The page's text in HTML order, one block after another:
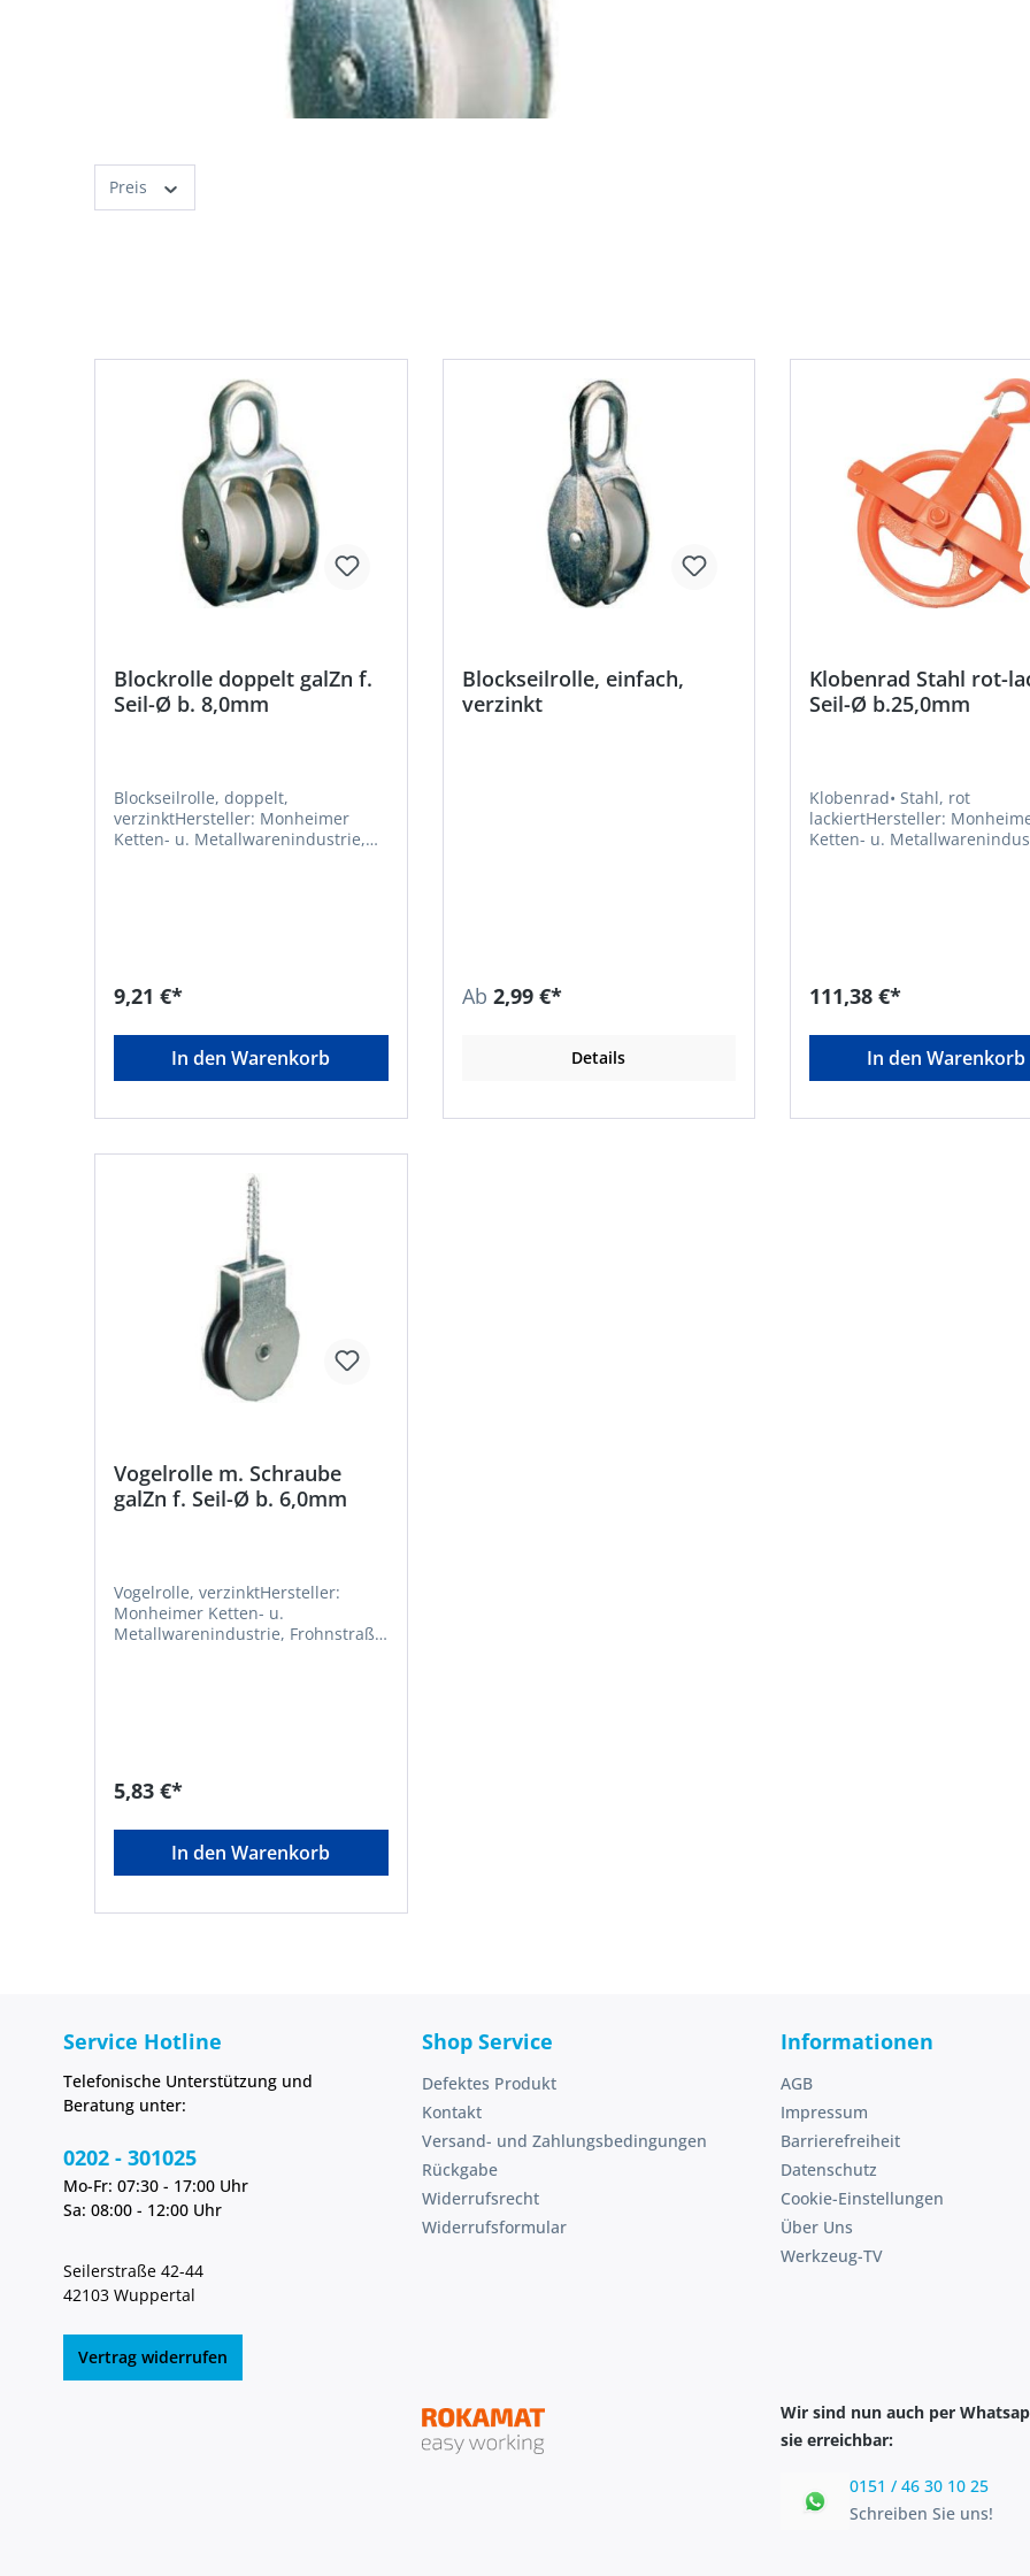
Preis
Blockrolle doppelt galZn f.
Seil-Ø b. 8,0mm
Blockseilrolle, doppelt,
verzinktHersteller: Monheimer
Ketten- u. Metallwarenindustrie,
9,21 €*
In den Warenkorb
Blockseilrolle, einfach,
verzinkt
Ab 2,99 €*
Details
Klobenrad Stahl rot-
Seil-Ø b.25,0mm
Klobenrad• Stahl, rot
lackiertHersteller:
Ketten- u.
111,38 €*
In den Warenkorb
Vogelrolle m. Schraube
galZn f. Seil-Ø b. 6,0mm
Vogelrolle, verzinktHersteller:
Monheimer Ketten- u.
Metallwarenindustrie, Frohnstraße
5,83 €*
In den Warenkorb
Service Hotline
Telefonische Unterstützung und
Beratung unter:
0202 - 301025
Mo-Fr: 07:30 - 17:00 Uhr
Sa: 08:00 - 12:00 Uhr
Seilerstraße 42-44
42103 Wuppertal
Vertrag widerrufen
Shop Service
Defektes Produkt
Kontakt
Versand- und Zahlungsbedingungen
Rückgabe
Widerrufsrecht
Widerrufsformular
Informationen
AGB
Impressum
Barrierefreiheit
Datenschutz
Cookie-Einstellungen
Über Uns
Werkzeug-TV
Wir sind nun auch per
sie erreichbar:
0151 / 46 30 10 25
Schreiben Sie uns!